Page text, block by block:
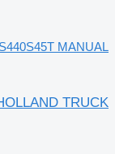
MANUAL
TRUCK